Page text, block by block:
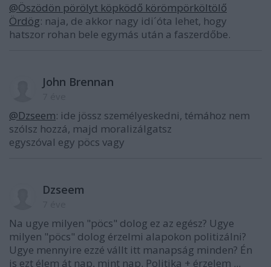
@Öszödön pörölyt köpködő körömpörköltölő
Ördög: naja, de akkor nagy idi´óta lehet, hogy
hatszor rohan bele egymás után a faszerdőbe.
John Brennan
@Dzseem: ide jössz személyeskedni, témához nem
szólsz hozzá, majd moralizálgatsz
egyszóval egy pöcs vagy
Dzseem
Na ugye milyen "pöcs" dolog ez az egész? Ugye
milyen "pöcs" dolog érzelmi alapokon politizálni?
Ugye mennyire ezzé vállt itt manapság minden? Én
is ezt élem át nap, mint nap. Politika + érzelem ...